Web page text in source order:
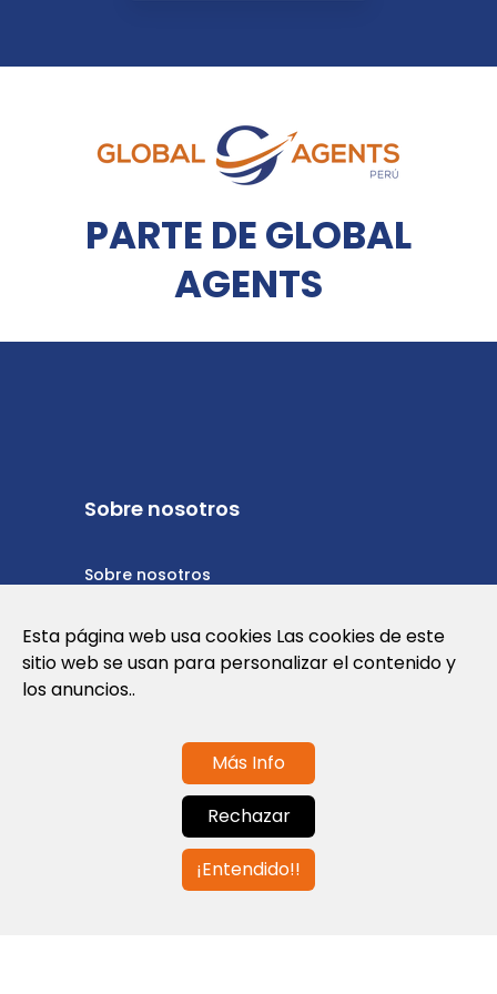
PARTE DE GLOBAL
AGENTS
Sobre nosotros
Sobre nosotros
Política de cookies
Contáctanos
info@globalagents.net
Esta página web usa cookies Las cookies de este
sitio web se usan para personalizar el contenido y
los anuncios..
Más Info
Rechazar
¡Entendido!!